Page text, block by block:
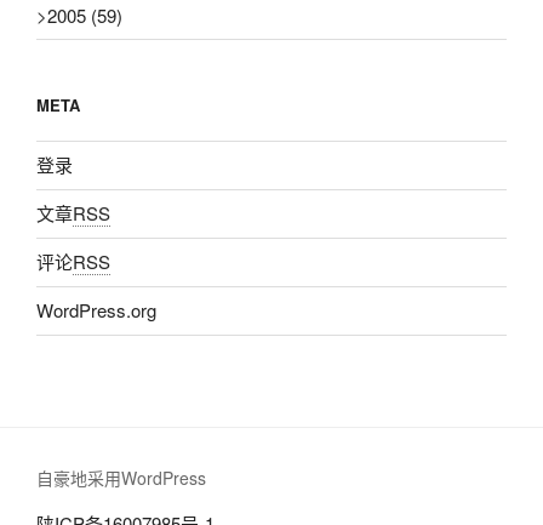
>2005 (59)
META
登录
文章RSS
评论RSS
WordPress.org
自豪地采用WordPress